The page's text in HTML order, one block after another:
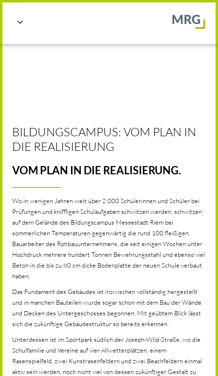

BILDUNGSCAMPUS: VOM PLAN IN
DIE REALISIERUNG
VOM PLAN IN DIE REALISIERUNG.
Wo in wenigen Jahren weit über 2.000 Schülerinnen und Schüler bei
Prüfungen und kniffligen Schulaufgaben schwitzen werden, schwitzen
auf dem Gelände des Bildungscampus Messestadt Riem bei
sommerlichen Temperaturen gegenwärtig die rund 100 fleißigen
Bauarbeiter des Rohbauunternehmens, die seit einigen Wochen unter
Hochdruck mehrere hundert Tonnen Bewehrungsstahl und ebenso viel
Beton in die bis zu 80 cm dicke Bodenplatte der neuen Schule verbaut
haben.
Das Fundament des Gebäudes ist inzwischen vollständig hergestellt
und in manchen Bauteilen wurde sogar schon mit dem Bau der Wände
und Decken des Untergeschosses begonnen. Mit geübtem Blick lässt
sich die zukünftige Gebäudestruktur so bereits erkennen.
Unterdessen ist im Sportpark südlich der Joseph-Wild-Straße, wo die
Schulfamilie und Vereine auf vier Allwetterplätzen, einem
Rasenspielfeld, zwei Kunstrasenfeldern und zwei Beachfeldern einmal
aktiv sein werden, noch nicht viel von dessen zukünftiger Gestalt zu